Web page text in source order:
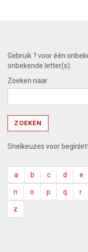
Gebruik ? voor één
onbekende letter(s).
Zoeken naar
Snelkeuzes voor
a b c d e
n o p q r
z